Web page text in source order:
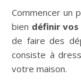
Commencer un
bien définir vos
de faire des
consiste à
votre maison.